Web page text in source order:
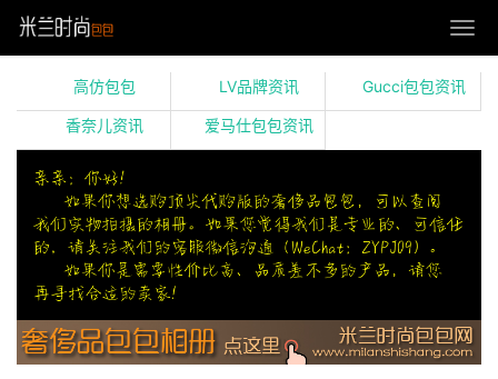
高仿包包 LV品牌资讯 Gucci包包资讯
香奈儿资讯 爱马仕包包资讯